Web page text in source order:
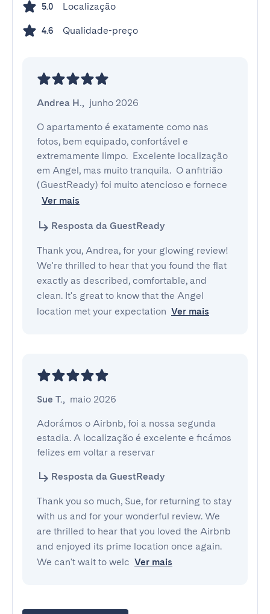
5.0 Localização
4.6 Qualidade-preço
Andrea H., junho 2026
O apartamento é exatamente como nas
fotos, bem equipado, confortável e
extremamente limpo.  Excelente localização
em Angel, mas muito tranquila.  O anfitrião
(GuestReady) foi muito atencioso e fornece
Ver mais
Resposta da GuestReady
Thank you, Andrea, for your glowing review!
We're thrilled to hear that you found the flat
exactly as described, comfortable, and
clean. It's great to know that the Angel
location met your expectation Ver mais
Sue T., maio 2026
Adorámos o Airbnb, foi a nossa segunda
estadia. A localização é excelente e ficámos
felizes em voltar a reservar
Resposta da GuestReady
Thank you so much, Sue, for returning to stay
with us and for your wonderful review. We
are thrilled to hear that you loved the Airbnb
and enjoyed its prime location once again.
We can't wait to welc Ver mais